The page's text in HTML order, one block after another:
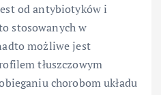
od antybiotyków i
stosowanych w
możliwe jest
tłuszczowym
chorobom układu